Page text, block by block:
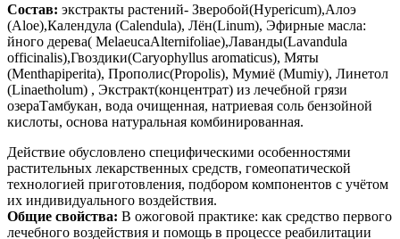
Состав: экстракты растений- Зверобой(Hypericum),Алоэ
(Aloe),Календула (Calendula), Лён(Linum), Эфирные масла:
йного дерева( MelaeucaAlternifoliae),Лаванды(Lavandula
officinalis),Гвоздики(Caryophyllus aromaticus), Мяты
(Menthapiperita), Прополис(Propolis), Мумиё (Mumiy), Линетол
(Linaetholum) , Экстракт(концентрат) из лечебной грязи
озераТамбукан, вода очищенная, натриевая соль бензойной
кислоты, основа натуральная комбинированная.
Действие обусловлено специфическими особенностями
растительных лекарственных средств, гомеопатической
технологией приготовления, подбором компонентов с учётом
их индивидуального воздействия.
Общие свойства: В ожоговой практике: как средство первого
лечебного воздействия и помощь в процессе реабилитации